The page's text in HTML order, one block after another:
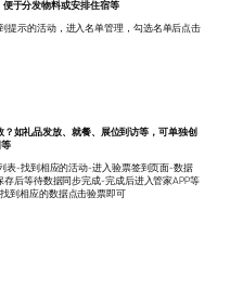
于分发物料或安排住宿等
提示的活动，进入名单管理，勾选名单后点击
如礼品发放、就餐、展位到访等，可单独创
表-找到相应的活动-进入验票签到页面-数据
后等待数据同步完成-完成后进入管家APP等
到相应的数据点击验票即可